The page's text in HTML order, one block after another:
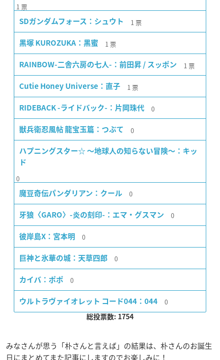
1 票
SDガンダムフォース：シュウト 1 票
黒塚 KUROZUKA：黒蜜 1 票
RAINBOW-二舎六房の七人-：前田昇 / スッポン 1 票
Cutie Honey Universe：直子 1 票
RIDEBACK -ライドバック-：片岡珠代 0
獣兵衛忍風帖 龍宝玉篇：つぶて 0
ハプニングスター☆ 〜地球人の知らない冒険〜：キッ
ド
0
魔豆奇伝パンダリアン：クール 0
牙狼〈GARO〉-炎の刻印-：エマ・グスマン 0
彼岸島X：宮本明 0
巨神と氷華の城：天草四郎 0
カイバ：ポポ 0
ウルトラヴァイオレット コード044：044 0
総投票数: 1754
みなさんが思う「朴さんと言えば」の結果は、朴さんのお誕生
日にまとめてまた記事にしますのでお楽しみに！